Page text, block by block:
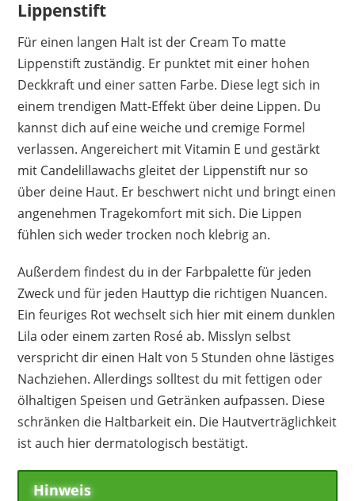
Lippenstift
Für einen langen Halt ist der Cream To matte
Lippenstift zuständig. Er punktet mit einer hohen
Deckkraft und einer satten Farbe. Diese legt sich in
einem trendigen Matt-Effekt über deine Lippen. Du
kannst dich auf eine weiche und cremige Formel
verlassen. Angereichert mit Vitamin E und gestärkt
mit Candelillawachs gleitet der Lippenstift nur so
über deine Haut. Er beschwert nicht und bringt einen
angenehmen Tragekomfort mit sich. Die Lippen
fühlen sich weder trocken noch klebrig an.
Außerdem findest du in der Farbpalette für jeden
Zweck und für jeden Hauttyp die richtigen Nuancen.
Ein feuriges Rot wechselt sich hier mit einem dunklen
Lila oder einem zarten Rosé ab. Misslyn selbst
verspricht dir einen Halt von 5 Stunden ohne lästiges
Nachziehen. Allerdings solltest du mit fettigen oder
ölhaltigen Speisen und Getränken aufpassen. Diese
schränken die Haltbarkeit ein. Die Hautverträglichkeit
ist auch hier dermatologisch bestätigt.
Hinweis